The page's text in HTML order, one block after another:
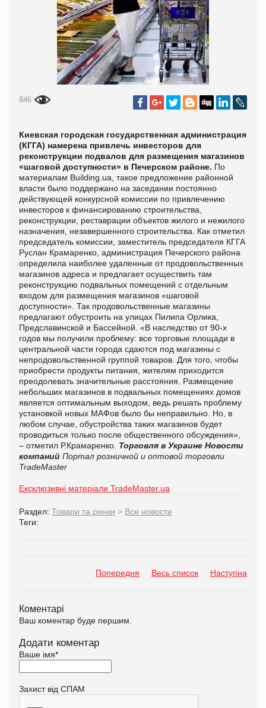
846
Киевская городская государственная администрация
(КГГА) намерена привлечь инвесторов для
реконструкции подвалов для размещения магазинов
«шаговой доступности» в Печерском районе. По
материалам Building.ua , такое предложение районной
власти было поддержано на заседании постоянно
действующей конкурсной комиссии по привлечению
инвесторов к финансированию строительства,
реконструкции, реставрации объектов жилого и нежилого
назначения, незавершенного строительства. Как отметил
председатель комиссии, заместитель председателя КГГА
Руслан Крамаренко, администрация Печерского района
определила наиболее удаленные от продовольственных
магазинов адреса и предлагает осуществить там
реконструкцию подвальных помещений с отдельным
входом для размещения магазинов «шаговой
доступности». Так продовольственные магазины
предлагают обустроить на улицах Пилипа Орлика,
Предславинской и Бассейной. «В наследство от 90-х
годов мы получили проблему: все торговые площади в
центральной части города сдаются под магазины с
непродовольственной группой товаров. Для того, чтобы
приобрести продукты питания, жителям приходится
преодолевать значительные расстояния. Размещение
небольших магазинов в подвальных помещениях домов
является оптимальным выходом, ведь решать проблему
установкой новых МАФов было бы неправильно. Но, в
любом случае, обустройства таких магазинов будет
проводиться только после общественного обсуждения»,
– отметил Р.Крамаренко. Торговля в Украине Новости
компаний Портал розничной и оптовой торговли
TradeMaster
Ексклюзивні матеріали TradeMaster.ua
Раздел: Товари та ринки > Все новости
Теги:
Попередня Весь список Наступна
Коментарі
Ваш коментар буде першим.
Додати коментар
Ваше імя*
Захист від СПАМ